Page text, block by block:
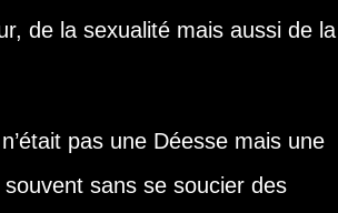
de la sexualité mais aussi de la
pas une Déesse mais une
sans se soucier des